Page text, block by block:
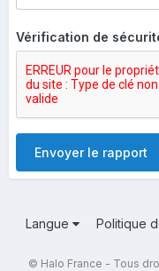
Vérification de
Envoyer le rapport
Langue Politique
© Halo France - Tous